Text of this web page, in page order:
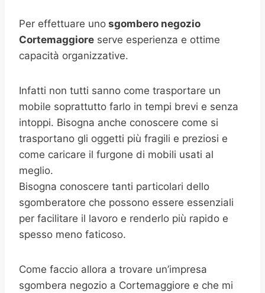
Per effettuare uno sgombero negozio
Cortemaggiore serve esperienza e ottime
capacità organizzative.
Infatti non tutti sanno come trasportare un
mobile soprattutto farlo in tempi brevi e senza
intoppi. Bisogna anche conoscere come si
trasportano gli oggetti più fragili e preziosi e
come caricare il furgone di mobili usati al
meglio.
Bisogna conoscere tanti particolari dello
sgomberatore che possono essere essenziali
per facilitare il lavoro e renderlo più rapido e
spesso meno faticoso.
Come faccio allora a trovare un’impresa
sgombera negozio a Cortemaggiore e che mi